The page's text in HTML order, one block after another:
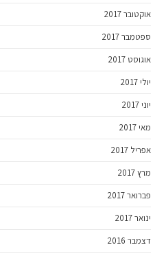
אוקטובר 2017
ספטמבר 2017
אוגוסט 2017
יולי 2017
יוני 2017
מאי 2017
אפריל 2017
מרץ 2017
פברואר 2017
ינואר 2017
דצמבר 2016